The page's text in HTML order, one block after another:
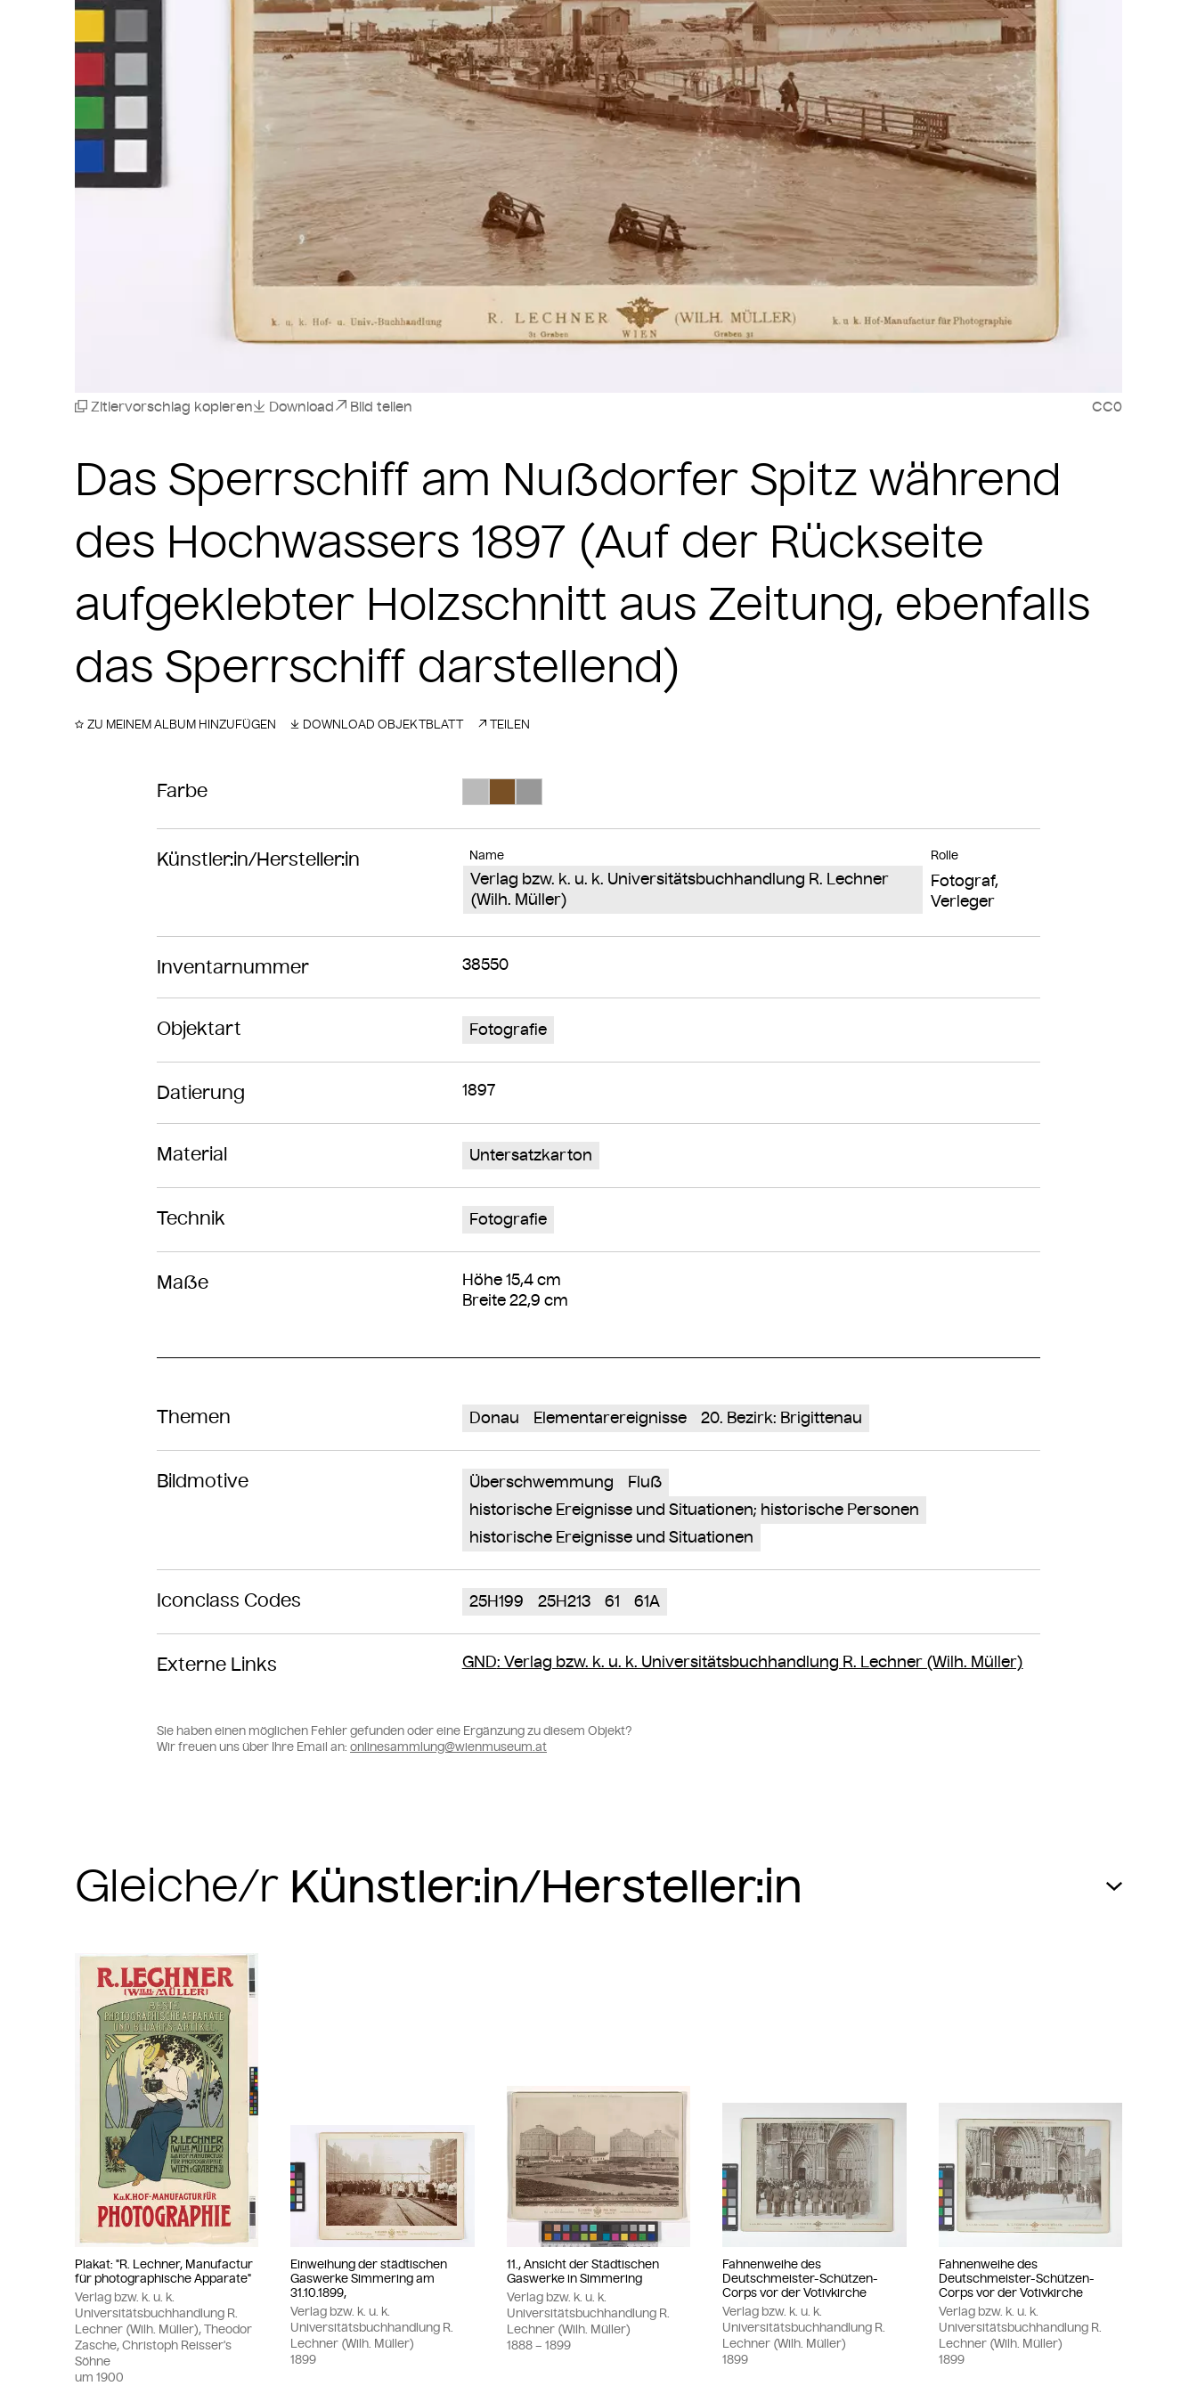
Das Sperrschiff am Nußdorfer Spitz während
des Hochwassers 1897 (Auf der Rückseite
aufgeklebter Holzschnitt aus Zeitung, ebenfalls
das Sperrschiff darstellend)
Zitiervorschlag kopieren Download Bild teilen CC0
ZU MEINEM ALBUM HINZUFÜGEN DOWNLOAD OBJEKTBLATT TEILEN
Farbe
Künstler:in/Hersteller:in Name Rolle
Verlag bzw. k. u. k. Universitätsbuchhandlung R. Lechner
(Wilh. Müller)
Fotograf,
Verleger
Inventarnummer 38550
Objektart Fotografie
Datierung 1897
Material Untersatzkarton
Technik Fotografie
Maße
Höhe 15,4 cm
Breite 22,9 cm
Themen Donau Elementarereignisse 20. Bezirk: Brigittenau
Bildmotive Überschwemmung
Fluß
historische Ereignisse und Situationen; historische Personen
historische Ereignisse und Situationen
Iconclass Codes 25H199 25H213 61 61A
Externe Links GND: Verlag bzw. k. u. k. Universitätsbuchhandlung R. Lechner (Wilh. Müller)
Sie haben einen möglichen Fehler gefunden oder eine Ergänzung zu diesem Objekt?
Wir freuen uns über Ihre Email an: onlinesammlung@wienmuseum.at
Gleiche/r
Plakat: "R. Lechner, Manufactur
für photographische Apparate"
Verlag bzw. k. u. k.
Universitätsbuchhandlung R.
Lechner (Wilh. Müller), Theodor
Zasche, Christoph Reisser's
Söhne
um 1900
Einweihung der städtischen
Gaswerke Simmering am
31.10.1899,
Verlag bzw. k. u. k.
Universitätsbuchhandlung R.
Lechner (Wilh. Müller)
1899
11., Ansicht der Städtischen
Gaswerke in Simmering
Verlag bzw. k. u. k.
Universitätsbuchhandlung R.
Lechner (Wilh. Müller)
1888– 1899
Fahnenweihe des
Deutschmeister-Schützen-
Corps vor der Votivkirche
Verlag bzw. k. u. k.
Universitätsbuchhandlung R.
Lechner (Wilh. Müller)
1899
Fahnenweihe des
Deutschmeister-Schützen-
Corps vor der Votivkirche
Verlag bzw. k. u. k.
Universitätsbuchhandlung R.
Lechner (Wilh. Müller)
1899